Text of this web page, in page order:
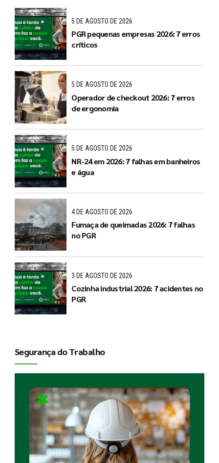
5 DE AGOSTO DE 2026
PGR pequenas empresas 2026: 7 erros
críticos
5 DE AGOSTO DE 2026
Operador de checkout 2026: 7 erros
de ergonomia
5 DE AGOSTO DE 2026
NR-24 em 2026: 7 falhas em banheiros
e água
4 DE AGOSTO DE 2026
Fumaça de queimadas 2026: 7 falhas
no PGR
3 DE AGOSTO DE 2026
Cozinha industrial 2026: 7 acidentes no
PGR
Segurança do Trabalho